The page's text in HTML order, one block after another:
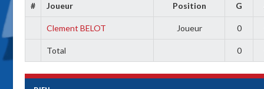
# Joueur Position G
Clement BELOT Joueur 0
Total 0